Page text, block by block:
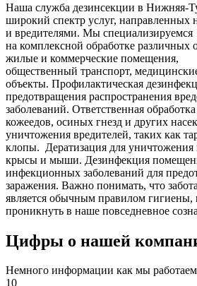
Наша служба дезинсекции в Нижняя-
широкий спектр услуг, направленных
и вредителями. Мы специализируемся
на комплексной обработке различных
жилые и коммерческие помещения,
общественный транспорт,
объекты. Профилактическая
предотвращения распространения
заболеваний. Ответственная
кожеедов, осиных гнезд и других
уничтожения вредителей, таких как
клопы. Дератизация для уничтожения
крысы и мыши. Дезинфекция
инфекционных заболеваний для
заражения. Важно понимать, что
является обычным правилом гигиены,
проникнуть в наше повседневное
Цифры о нашей
Немного информации как мы работаем
10